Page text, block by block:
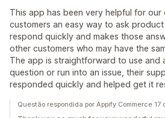
This app has been very helpful for our
customers an easy way to ask
respond quickly and makes those
other customers who may have the
The app is straightforward to use and
question or run into an issue, their
responded quickly and helped get it
Questão respondida por Appify Commerce